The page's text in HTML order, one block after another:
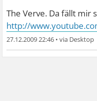
The Verve. Da fällt mir
http://
27.12.2009 22:46 •